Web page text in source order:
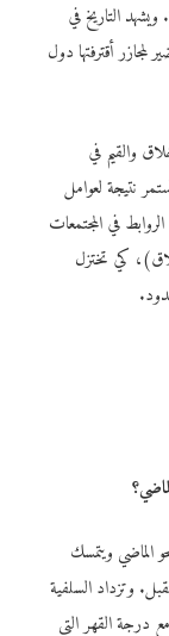
التاريخ في
أقترفتها دول
والقيم في
نتيجة لعوامل
في المجتمعات
كي تختزل
الماضي ويتمسك
وتزداد السلفية
درجة القهر التي